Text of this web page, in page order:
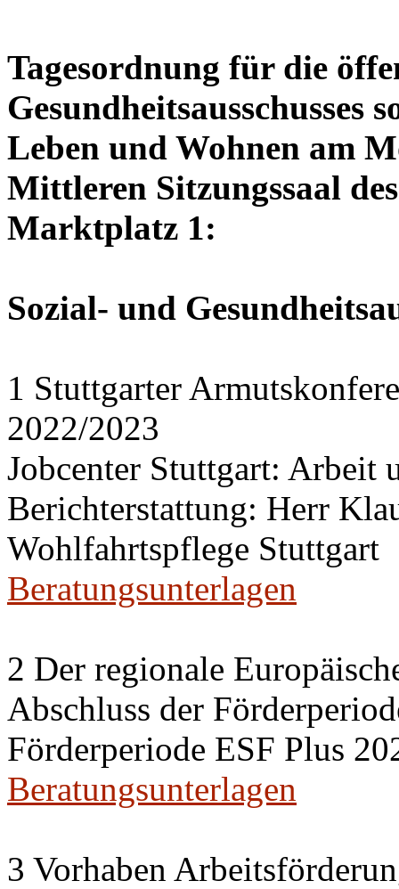
Tagesordnung für die
Gesundheitsausschusses
Leben und Wohnen am
Mittleren Sitzungssaal
Marktplatz 1:
Sozial- und
1 Stuttgarter
2022/2023
Jobcenter Stuttgart: Arbeit
Berichterstattung: Herr
Wohlfahrtspflege Stuttgart
Beratungsunterlagen
2 Der regionale
Abschluss der
Förderperiode ESF Plus
Beratungsunterlagen
3 Vorhaben